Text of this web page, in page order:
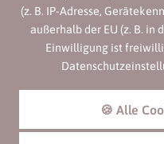
(z. B. IP-Adresse,
außerhalb der EU (z. B. in
Einwilligung ist
🍪 Alle